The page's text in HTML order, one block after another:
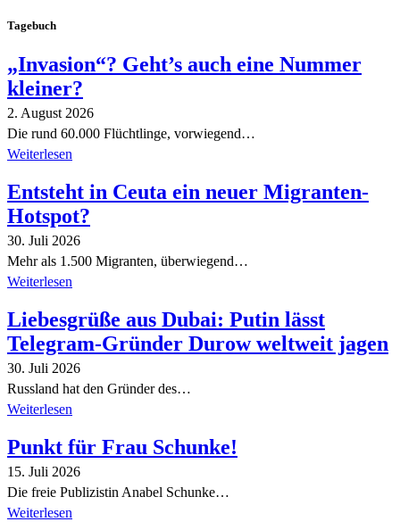
Tagebuch
„Invasion“? Geht’s auch eine Nummer
kleiner?
2. August 2026
Die rund 60.000 Flüchtlinge, vorwiegend…
Weiterlesen
Entsteht in Ceuta ein neuer Migranten-
Hotspot?
30. Juli 2026
Mehr als 1.500 Migranten, überwiegend…
Weiterlesen
Liebesgrüße aus Dubai: Putin lässt
Telegram-Gründer Durow weltweit jagen
30. Juli 2026
Russland hat den Gründer des…
Weiterlesen
Punkt für Frau Schunke!
15. Juli 2026
Die freie Publizistin Anabel Schunke…
Weiterlesen